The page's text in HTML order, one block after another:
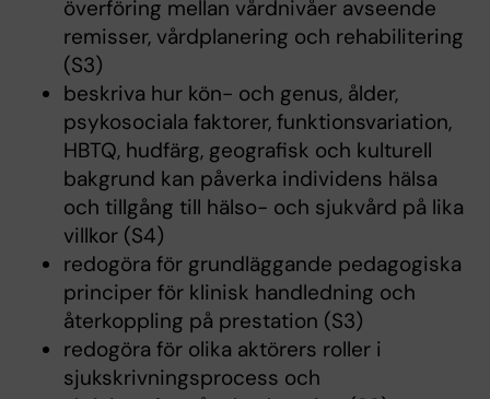
överföring mellan vårdnivåer avseende
remisser, vårdplanering och rehabilitering
(S3)
beskriva hur kön- och genus, ålder,
psykosociala faktorer, funktionsvariation,
HBTQ, hudfärg, geografisk och kulturell
bakgrund kan påverka individens hälsa
och tillgång till hälso- och sjukvård på lika
villkor (S4)
redogöra för grundläggande pedagogiska
principer för klinisk handledning och
återkoppling på prestation (S3)
redogöra för olika aktörers roller i
sjukskrivningsprocess och